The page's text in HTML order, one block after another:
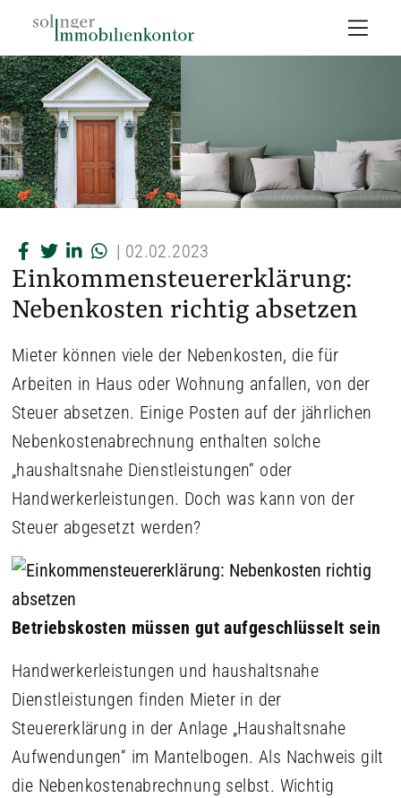
| 02.02.2023
Einkommensteuererklärung:
Nebenkosten richtig absetzen
Mieter können viele der Nebenkosten, die für
Arbeiten in Haus oder Wohnung anfallen, von der
Steuer absetzen. Einige Posten auf der jährlichen
Nebenkostenabrechnung enthalten solche
„haushaltsnahe Dienstleistungen“ oder
Handwerkerleistungen. Doch was kann von der
Steuer abgesetzt werden?
Betriebskosten müssen gut aufgeschlüsselt sein
Handwerkerleistungen und haushaltsnahe
Dienstleistungen finden Mieter in der
Steuererklärung in der Anlage „Haushaltsnahe
Aufwendungen“ im Mantelbogen. Als Nachweis gilt
die Nebenkostenabrechnung selbst. Wichtig